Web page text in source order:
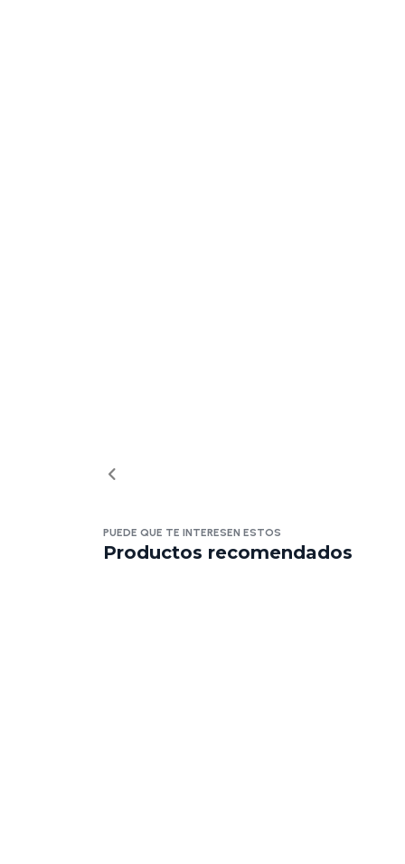
PUEDE QUE TE INTERESEN ESTOS
Productos recomendados